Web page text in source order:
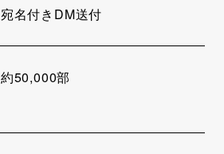
宛名付きDM送付
約50,000部